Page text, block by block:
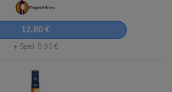
12,80 €
+ Sped. 8,90 €